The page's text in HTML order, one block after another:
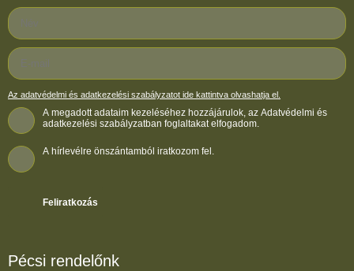
Az adatvédelmi és adatkezelési szabályzatot ide kattintva olvashatja el.
A megadott adataim kezeléséhez hozzájárulok, az Adatvédelmi és
adatkezelési szabályzatban foglaltakat elfogadom.
A hírlevélre önszántamból iratkozom fel.
Feliratkozás
Pécsi rendelőnk